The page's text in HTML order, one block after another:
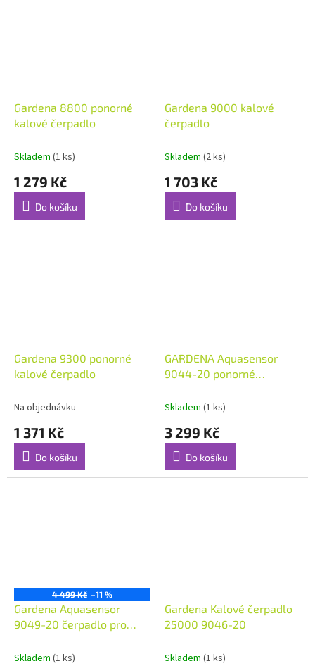
Gardena 8800 ponorné
kalové čerpadlo
Skladem (1 ks)
1 279 Kč
Do košíku
Gardena 9000 kalové
čerpadlo
Skladem (2 ks)
1 703 Kč
Do košíku
Gardena 9300 ponorné
kalové čerpadlo
Na objednávku
1 371 Kč
Do košíku
GARDENA Aquasensor
9044-20 ponorné
Skladem (1 ks)
3 299 Kč
Do košíku
4 499 Kč –11 %
Gardena Aquasensor
9049-20 čerpadlo pro
Skladem (1 ks)
Gardena Kalové čerpadlo
25000 9046-20
Skladem (1 ks)